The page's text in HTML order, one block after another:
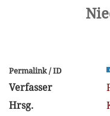
Permalink / ID
Verfasser
Hrsg.